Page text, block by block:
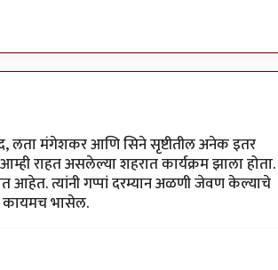
मंगेशकर आणि सिने सृष्टीतील अनेक इतर
राहत असलेल्या शहरात कार्यक्रम झाला होता.
आहेत. त्यांनी गप्पां दरम्यान अळणी जेवण केल्याचे
कायमच भासेल.